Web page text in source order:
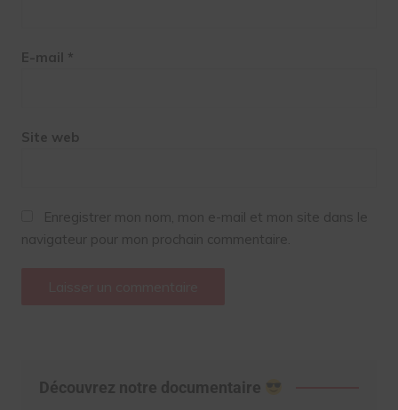
E-mail *
Site web
Enregistrer mon nom, mon e-mail et mon site dans le
navigateur pour mon prochain commentaire.
Découvrez notre documentaire